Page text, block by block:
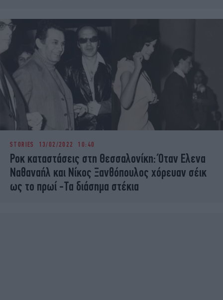
STORIES 13/02/2022 10:40
Ροκ καταστάσεις στη Θεσσαλονίκη: Όταν Ελενα
Ναθαναήλ και Νίκος Ξανθόπουλος χόρευαν σέικ
ως το πρωί -Τα διάσημα στέκια